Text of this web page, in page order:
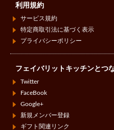
利用規約
サービス規約
特定商取引法に基づく表示
プライバシーポリシー
フェイバリットキッチンとつ
Twitter
FaceBook
Google+
新規メンバー登録
ギフト関連リンク